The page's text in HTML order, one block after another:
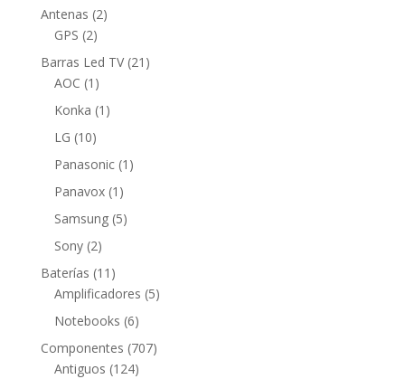
Antenas 22
GPS 22
productos
Barras Led TV 21 21
AOC 1 1
producto
Konka 1 1
LG 1010
productos
Panasonic 1 1
Panavox 1 1
producto
Samsung 55
Sony 22
productos
Baterías 11 11
productos
Amplificadores 55
Notebooks 66
productos
Componentes 707707
Antiguos 124124